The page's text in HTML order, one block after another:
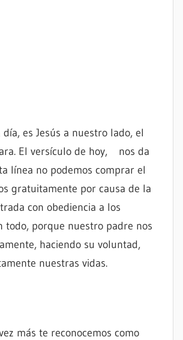
es Jesús a nuestro lado, el
El versículo de hoy, nos da
línea no podemos comprar el
gratuitamente por causa de la
con obediencia a los
todo, porque nuestro padre nos
haciendo su voluntad,
nuestras vidas.
más te reconocemos como